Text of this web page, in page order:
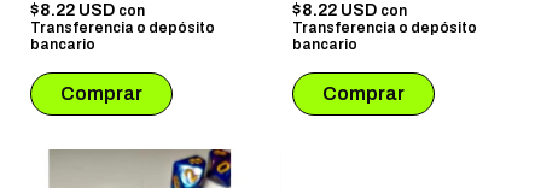
$8.22 USD con
Transferencia o depósito
bancario
$8.22 USD con
Transferencia o depósito
bancario